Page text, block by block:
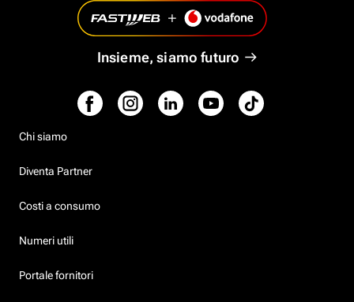
Insieme, siamo futuro
Chi siamo
Diventa Partner
Costi a consumo
Numeri utili
Portale fornitori